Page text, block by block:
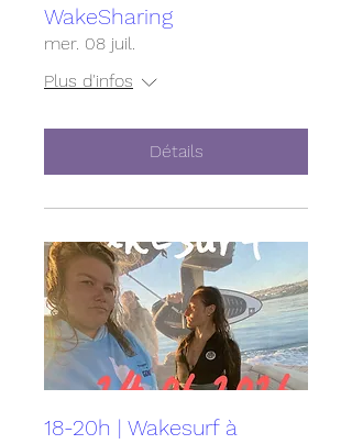
WakeSharing
mer. 08 juil.
Plus d'infos
Détails
18-20h | Wakesurf à